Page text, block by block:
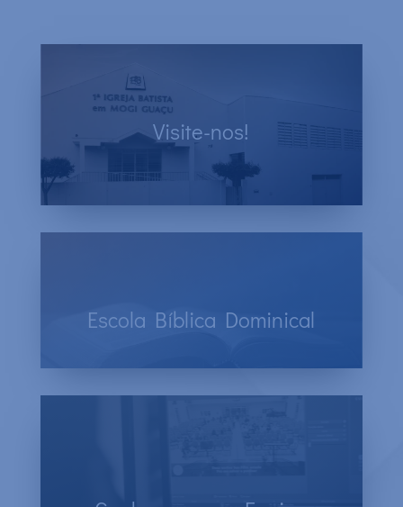
Visite-nos!
Venha para os Cultos e participe da
Escola Bíblica Dominical